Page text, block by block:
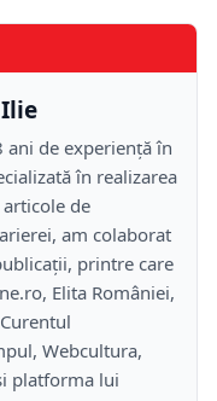
ani de experiență în
în realizarea
de
am colaborat
printre care
Elita României,
Webcultura,
platforma lui